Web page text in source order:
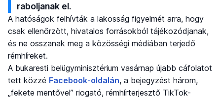
raboljanak el.
A hatóságok felhívták a lakosság figyelmét arra, hogy
csak ellenőrzött, hivatalos forrásokból tájékozódjanak,
és ne osszanak meg a közösségi médiában terjedő
rémhíreket.
A bukaresti belügyminisztérium vasárnap újabb cáfolatot
tett közzé Facebook-oldalán, a bejegyzést három,
„fekete mentővel” riogató, rémhírterjesztő TikTok-